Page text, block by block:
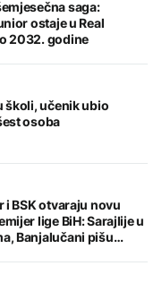
saga:
ostaje u Real
2032. godine
školi, učenik ubio
osoba
i BSK otvaraju novu
lige BiH: Sarajlije u
Banjalučani pišu